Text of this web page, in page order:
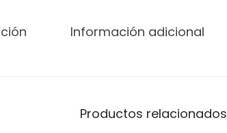
Información adicional
Productos relacionados